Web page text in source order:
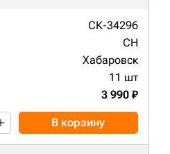
СК-34296
CH
Хабаровск
11 шт
3 990 ₽
В корзину